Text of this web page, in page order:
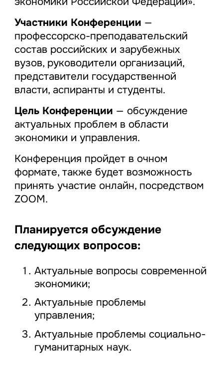
Участники Конференции —
профессорско-преподавательский
состав российских и зарубежных
вузов, руководители организаций,
представители государственной
власти, аспиранты и студенты.
Цель Конференции — обсуждение
актуальных проблем в области
экономики и управления.
Конференция пройдет в очном
формате, также будет возможность
принять участие онлайн, посредством
ZOOM.
Планируется обсуждение
следующих вопросов:
Актуальные вопросы современной
экономики;
Актуальные проблемы
управления;
Актуальные проблемы социально-
гуманитарных наук.